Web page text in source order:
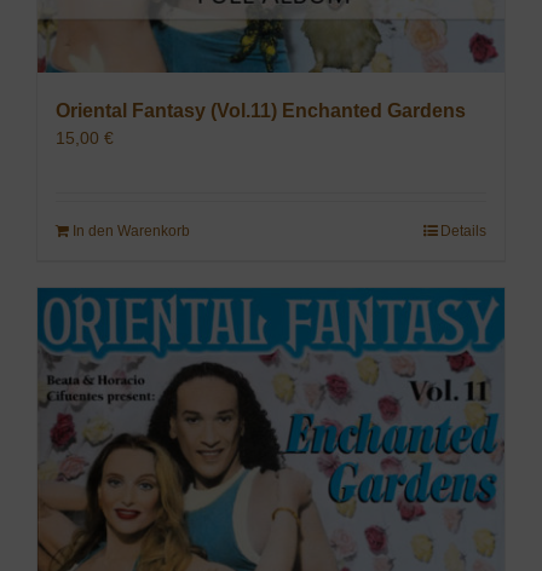
Oriental Fantasy (Vol.11) Enchanted Gardens
15,00 €
In den Warenkorb Details